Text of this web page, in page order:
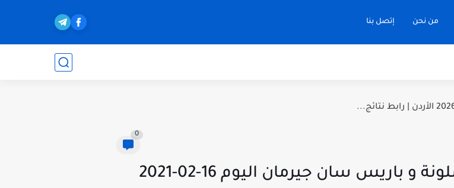
من نحن إتصل بنا
0
كورة لايف | مشاهدة مباراة برشلونة و باريس سان جيرمان اليوم 16-02-2021